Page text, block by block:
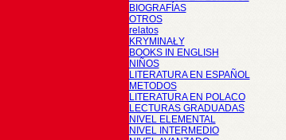
BIOGRAFÍAS
OTROS
relatos
KRYMINAŁY
BOOKS IN ENGLISH
NIÑOS
LITERATURA EN ESPAÑOL
METODOS
LITERATURA EN POLACO
LECTURAS GRADUADAS
NIVEL ELEMENTAL
NIVEL INTERMEDIO